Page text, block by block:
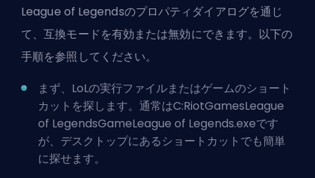
League of Legendsのプロパティダイアログを通じ
て、互換モードを有効または無効にできます。以下の
手順を参照してください。
まず、LoLの実行ファイルまたはゲームのショート
カットを探します。通常はC:RiotGamesLeague
of LegendsGameLeague of Legends.exeです
が、デスクトップにあるショートカットでも簡単
に探せます。